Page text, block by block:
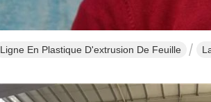
Ligne En Plastique D'extrusion De Feuille